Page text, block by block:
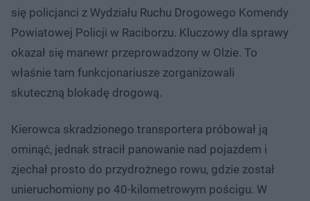
się policjanci z Wydziału Ruchu Drogowego Komendy
Powiatowej Policji w Raciborzu. Kluczowy dla sprawy
okazał się manewr przeprowadzony w Olzie. To
właśnie tam funkcjonariusze zorganizowali
skuteczną blokadę drogową.
Kierowca skradzionego transportera próbował ją
ominąć, jednak stracił panowanie nad pojazdem i
zjechał prosto do przydrożnego rowu, gdzie został
unieruchomiony po 40-kilometrowym pościgu. W